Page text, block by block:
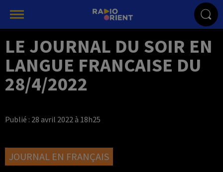
LE JOURNAL DU SOIR EN
LANGUE FRANCAISE DU
28/4/2022
Publié : 28 avril 2022 à 18h25
JOURNAL EN FRANÇAIS